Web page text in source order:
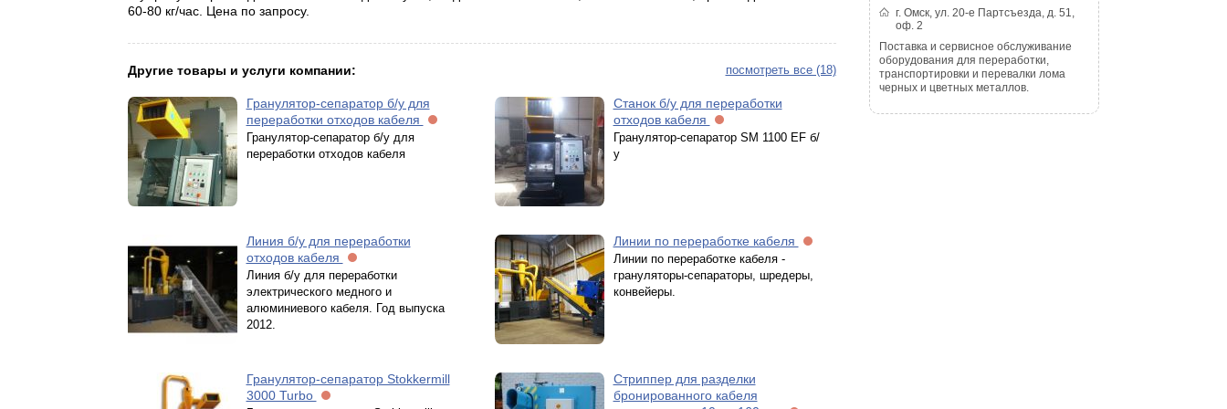
60-80 кг/час. Цена по запросу.
посмотреть все (18)
Другие товары и услуги компании:
Гранулятор-сепаратор б/у для
переработки отходов кабеля
Гранулятор-сепаратор б/у для
переработки отходов кабеля
Станок б/у для переработки
отходов кабеля
Гранулятор-сепаратор SM 1100 EF б/
у
Линия б/у для переработки
отходов кабеля
Линия б/у для переработки
электрического медного и
алюминиевого кабеля. Год выпуска
2012.
Линии по переработке кабеля
Линии по переработке кабеля -
грануляторы-сепараторы, шредеры,
конвейеры.
Гранулятор-сепаратор Stokkermill
3000 Turbo
Стриппер для разделки
бронированного кабеля
г. Омск, ул. 20-е Партсъезда, д. 51,
оф. 2
Поставка и сервисное обслуживание
оборудования для переработки,
транспортировки и перевалки лома
черных и цветных металлов.